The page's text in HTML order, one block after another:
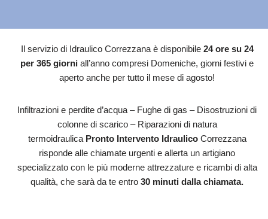
Il servizio di Idraulico Correzzana è disponibile 24 ore su 24
per 365 giorni all’anno compresi Domeniche, giorni festivi e
aperto anche per tutto il mese di agosto!
Infiltrazioni e perdite d’acqua – Fughe di gas – Disostruzioni di
colonne di scarico – Riparazioni di natura
termoidraulica Pronto Intervento IdraulicoCorrezzana
risponde alle chiamate urgenti e allerta un artigiano
specializzato con le più moderne attrezzature e ricambi di alta
qualità, che sarà da te entro 30 minuti dalla chiamata.